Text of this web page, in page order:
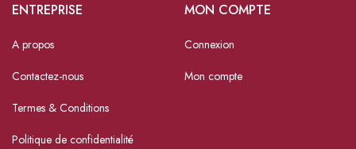
ENTREPRISE
A propos
Contactez-nous
Termes & Conditions
Politique de confidentialité
MON COMPTE
Connexion
Mon compte